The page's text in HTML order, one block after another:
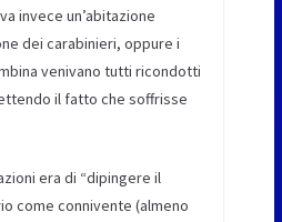
invece un’abitazione
dei carabinieri, oppure i
venivano tutti ricondotti
il fatto che soffrisse
era di “dipingere il
come connivente (almeno